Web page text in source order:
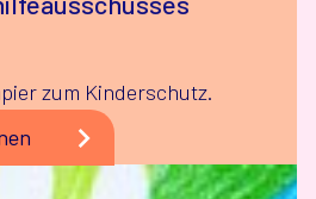
zum Kinderschutz.